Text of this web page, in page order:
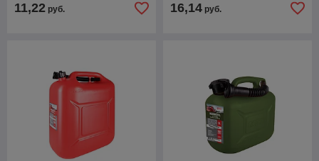
11,22 руб. 16,14 руб.